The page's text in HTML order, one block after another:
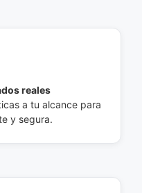
reales
a tu alcance para
y segura.